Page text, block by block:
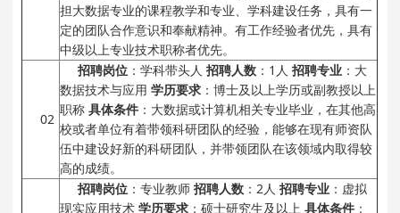
担大数据专业的课程教学和专业、学科建设任务，具有一
定的团队合作意识和奉献精神。有工作经验者优先，具有
中级以上专业技术职称者优先。
02
招聘岗位 ：学科带头人 招聘人数 ：1人 招聘专业 ：大
数据技术与应用 学历要求 ：博士及以上学历或副教授以上
职称 具体条件 ：大数据或计算机相关专业毕业，在其他高
校或者单位有着带领科研团队的经验，能够在现有师资队
伍中建设好新的科研团队，并带领团队在该领域内取得较
高的成绩。
招聘岗位 ：专业教师 招聘人数 ：2人 招聘专业 ：虚拟
现实应用技术 学历要求 ：硕士研究生及以上 具体条件 ：